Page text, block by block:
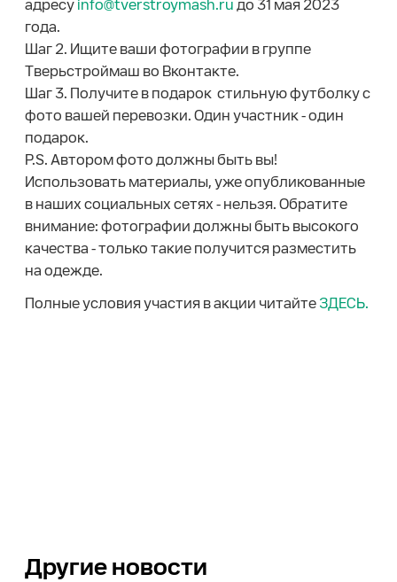
адресу info@tverstroymash.ru до 31 мая 2023
года.
Шаг 2. Ищите ваши фотографии в группе
Тверьстроймаш во Вконтакте.
Шаг 3. Получите в подарок стильную футболку с
фото вашей перевозки. Один участник - один
подарок.
P.S. Автором фото должны быть вы!
Использовать материалы, уже опубликованные
в наших социальных сетях - нельзя. Обратите
внимание: фотографии должны быть высокого
качества - только такие получится разместить
на одежде.
Полные условия участия в акции читайте ЗДЕСЬ.
Другие новости